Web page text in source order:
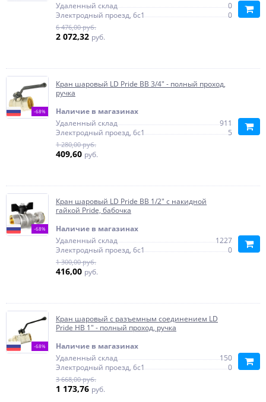
Удаленный склад
0
Электродный проезд, 6с1
0
6 476,00 руб.
2 072,32 руб.
-68%
Кран шаровый LD Pride ВВ 3/4" - полный проход,
ручка
Наличие в магазинах
Удаленный склад
911
Электродный проезд, 6с1
5
1 280,00 руб.
409,60 руб.
-68%
Кран шаровый LD Pride ВВ 1/2" с накидной
гайкой Pride, бабочка
Наличие в магазинах
Удаленный склад
1227
Электродный проезд, 6с1
0
1 300,00 руб.
416,00 руб.
-68%
Кран шаровый с разъемным соединением LD
Pride НВ 1" - полный проход, ручка
Наличие в магазинах
Удаленный склад
150
Электродный проезд, 6с1
0
3 668,00 руб.
1 173,76 руб.